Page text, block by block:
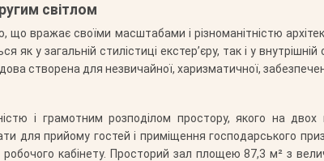
світлом
вражає своїми масштабами і різноманітністю
як у загальній стилістиці екстер’єру, так і у
створена для незвичайної, харизматичної,
і грамотним розподілом простору, якого на
для прийому гостей і приміщення господарського
кабінету. Просторий зал площею 87,3 м² з